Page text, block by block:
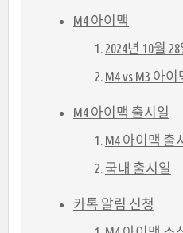
M4 아이맥
2024년 10월
M4 vs M3 아
M4 아이맥 출시일
M4 아이맥 출
국내 출시일
카톡 알림 신청